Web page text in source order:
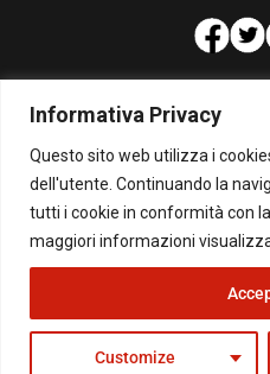
Informativa Privacy
Questo sito web utilizza i
dell'utente. Continuando la
tutti i cookie in conformità con
maggiori informazioni
Customize
Per la
© Copyright 2026 - Il Blog di Beppe